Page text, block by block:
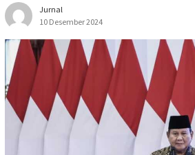
Jurnal
10 Desember 2024